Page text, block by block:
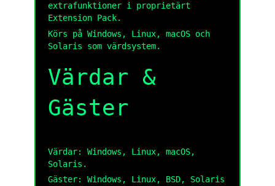
extrafunktioner i proprietärt
Extension Pack.
Körs på Windows, Linux, macOS och
Solaris som värdsystem.
Värdar &
Gäster
Värdar: Windows, Linux, macOS,
Solaris.
Gäster: Windows, Linux, BSD, Solaris